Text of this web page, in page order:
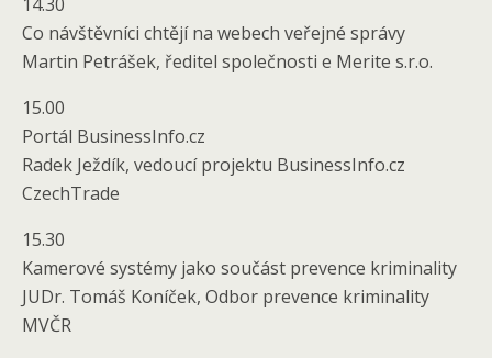
Co návštěvníci chtějí na webech veřejné správy
Martin Petrášek, ředitel společnosti e Merite s.r.o.
15.00
Portál BusinessInfo.cz
Radek Ježdík, vedoucí projektu BusinessInfo.cz
CzechTrade
15.30
Kamerové systémy jako součást prevence kriminality
JUDr. Tomáš Koníček, Odbor prevence kriminality
MVČR